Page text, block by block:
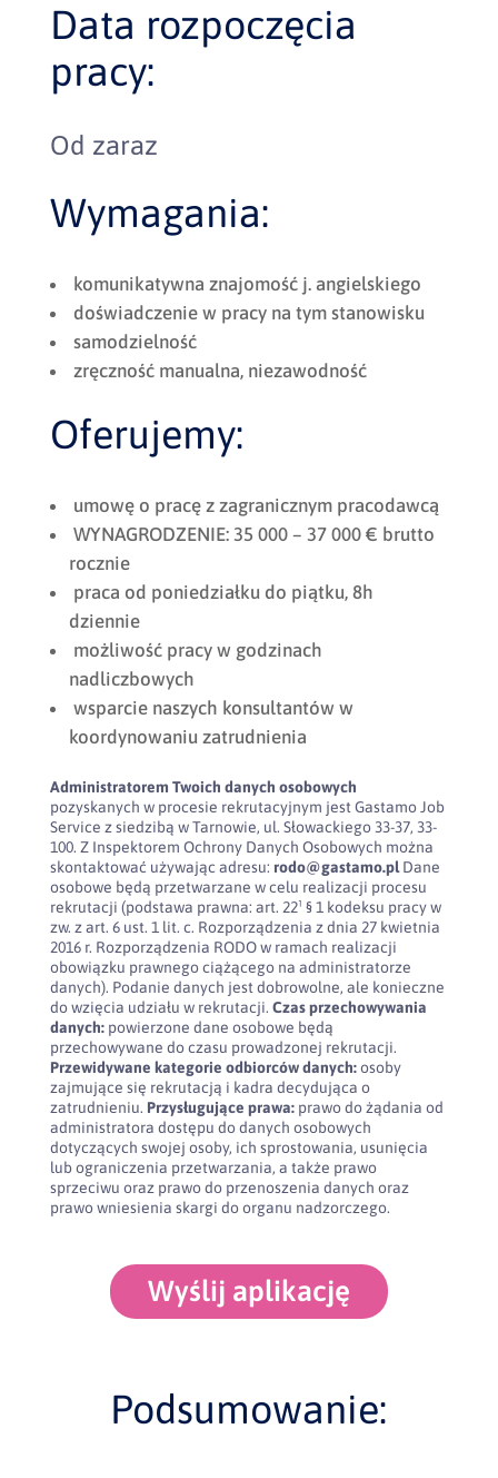
Data rozpoczęcia
pracy:
Od zaraz
Wymagania:
komunikatywna znajomość j. angielskiego
doświadczenie w pracy na tym stanowisku
samodzielność
zręczność manualna, niezawodność
Oferujemy:
umowę o pracę z zagranicznym pracodawcą
WYNAGRODZENIE: 35 000 – 37 000 € brutto
rocznie
praca od poniedziałku do piątku, 8h
dziennie
możliwość pracy w godzinach
nadliczbowych
wsparcie naszych konsultantów w
koordynowaniu zatrudnienia
Administratorem Twoich danych osobowych
pozyskanych w procesie rekrutacyjnym jest Gastamo Job
Service z siedzibą w Tarnowie, ul. Słowackiego 33-37, 33-
100. Z Inspektorem Ochrony Danych Osobowych można
skontaktować używając adresu: rodo@gastamo.plDane
osobowe będą przetwarzane w celu realizacji procesu
rekrutacji (podstawa prawna: art. 22¹ § 1 kodeksu pracy w
zw. z art. 6 ust. 1 lit. c. Rozporządzenia z dnia 27 kwietnia
2016 r. Rozporządzenia RODO w ramach realizacji
obowiązku prawnego ciążącego na administratorze
danych). Podanie danych jest dobrowolne, ale konieczne
do wzięcia udziału w rekrutacji. Czas przechowywania
danych:powierzone dane osobowe będą
przechowywane do czasu prowadzonej rekrutacji.
Przewidywane kategorie odbiorców danych:osoby
zajmujące się rekrutacją i kadra decydująca o
zatrudnieniu. Przysługujące prawa:prawo do żądania od
administratora dostępu do danych osobowych
dotyczących swojej osoby, ich sprostowania, usunięcia
lub ograniczenia przetwarzania, a także prawo
sprzeciwu oraz prawo do przenoszenia danych oraz
prawo wniesienia skargi do organu nadzorczego.
Wyślij aplikację
Podsumowanie: